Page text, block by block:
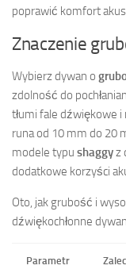
poprawić komfort
Znaczenie
Wybierz dywan o
zdolność do
tłumi fale dźwiękowe
runa od 10 mm do 20
modele typu shaggyz
dodatkowe korzyści
Oto, jak grubość i
dźwiękochłonne
Parametr